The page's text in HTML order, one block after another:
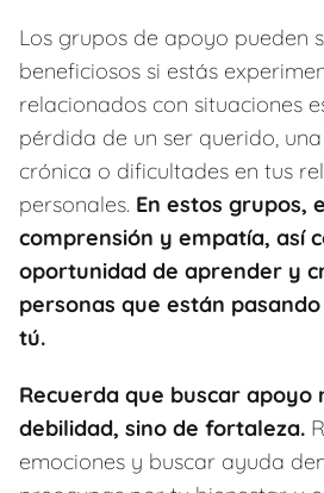
Los grupos de apoyo pueden
beneficiosos si estás
relacionados con situaciones
pérdida de un ser querido,
crónica o dificultades en tus
personales. En estos grupos,
comprensión y empatía, así
oportunidad de aprender y
personas que están
tú.
Recuerda que buscar apoyo
debilidad, sino de fortaleza.
emociones y buscar ayuda